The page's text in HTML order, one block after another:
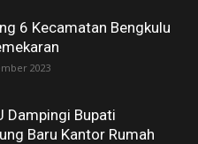
6 Kecamatan Bengkulu
2023
Dampingi Bupati
Baru Kantor Rumah